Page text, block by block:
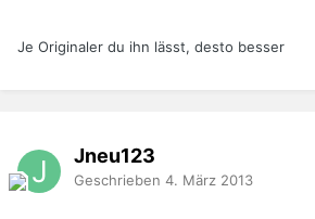
Je Originaler du ihn lässt, desto besser
Jneu123
Geschrieben 4. März 2013